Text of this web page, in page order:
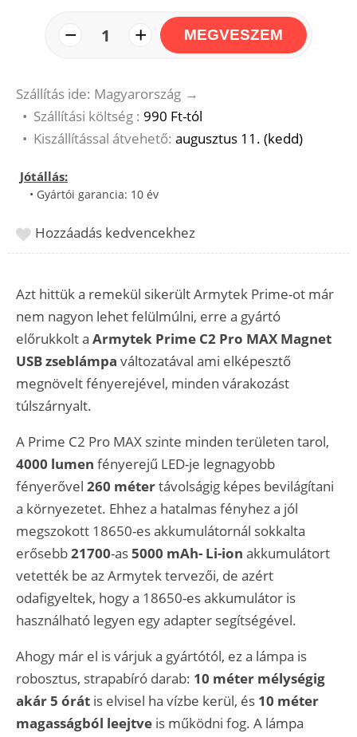
− 1 + MEGVESZEM
Szállítás ide: Magyarország →
• Szállítási költség : 990 Ft-tól
• Kiszállítással átvehető: augusztus 11. (kedd)
Jótállás:
• Gyártói garancia: 10 év
Hozzáadás kedvencekhez
Azt hittük a remekül sikerült Armytek Prime-ot már
nem nagyon lehet felülmúlni, erre a gyártó
előrukkolt a Armytek Prime C2 Pro MAX Magnet
USB zseblámpa változatával ami elképesztő
megnövelt fényerejével, minden várakozást
túlszárnyalt.
A Prime C2 Pro MAX szinte minden területen tarol,
4000 lumen fényerejű LED-je legnagyobb
fényerővel 260 métertávolságig képes bevilágítani
a környezetet. Ehhez a hatalmas fényhez a jól
megszokott 18650-es akkumulátornál sokkalta
erősebb21700-as5000 mAh- Li-ion akkumulátort
vetették be az Armytek tervezői, de azért
odafigyeltek, hogy a 18650-es akkumulátor is
használható legyen egy adapter segítségével.
Ahogy már el is várjuk a gyártótól, ez a lámpa is
robosztus, strapabíró darab: 10 méter mélységig
akár 5 órát is elvisel ha vízbe kerül, és 10 méter
magasságból leejtve is működni fog. A lámpa